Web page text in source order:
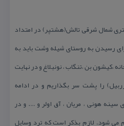
در فاصله ۲۸كیلومتری شمال شرقی تالش(هشتپر) در امتداد
رسیدن به روستای شیله وشت باید به
،كیشون بن ،تنگاب ، نونبلاغ و در نهایت
را پشت سر بگذاریم و در ادامه
هونی ، مریان ، آق اولر و …. و در
می شود. لازم بذكر است كه ترد وسایل